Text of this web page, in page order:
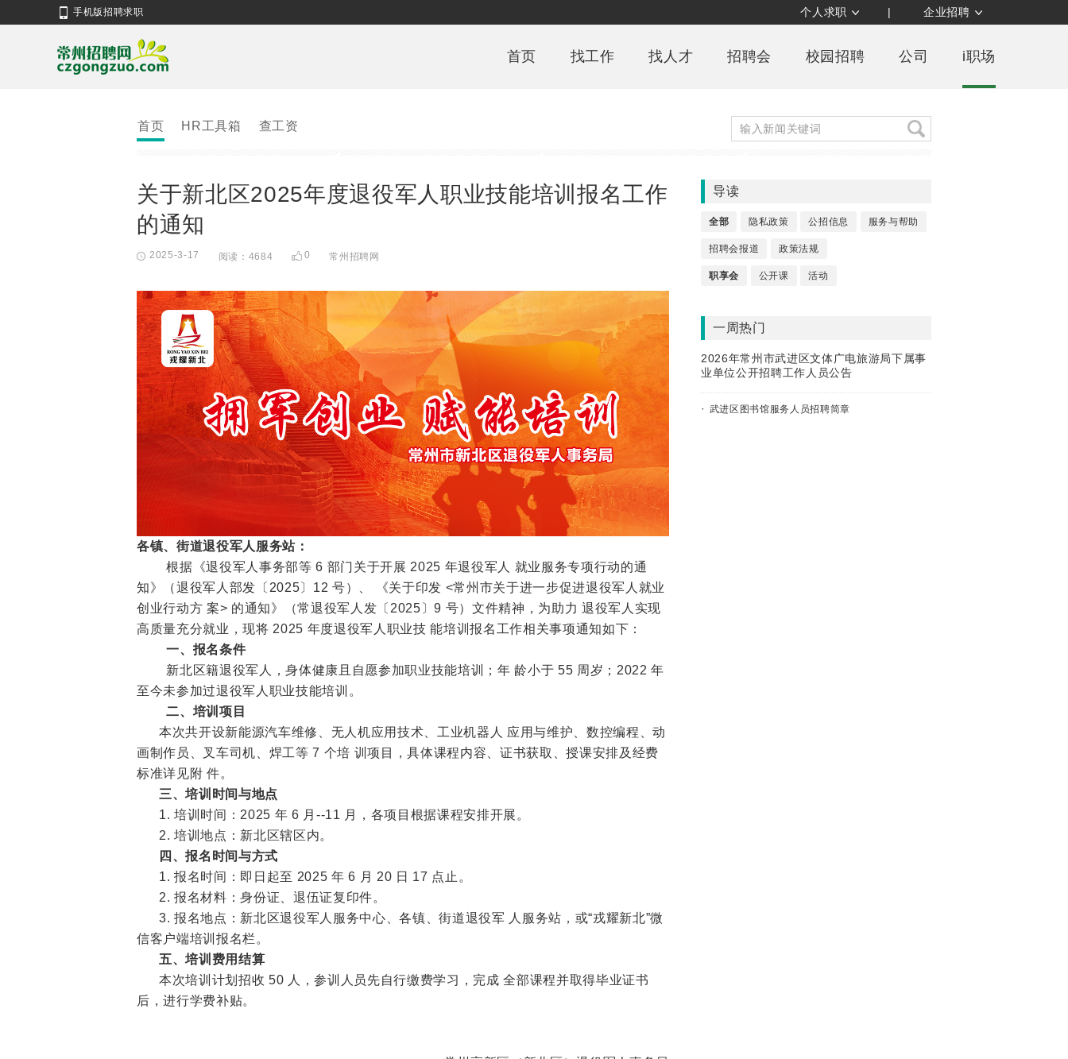
手机版招聘求职 个人求职 | 企业招聘
首页 找工作 找人才 招聘会 校园招聘 公司 i职场
首页 HR工具箱 查工资
关于新北区2025年度退役军人职业技能培训报名工作
的通知
2025-3-17 阅读：4684 0 常州招聘网
各镇、街道退役军人服务站：
根据《退役军人事务部等 6 部门关于开展 2025 年退役军人 就业服务专项行动的通
知》（退役军人部发〔2025〕12 号）、 《关于印发 <常州市关于进一步促进退役军人就业
创业行动方 案> 的通知》（常退役军人发〔2025〕9 号）文件精神，为助力 退役军人实现
高质量充分就业，现将 2025 年度退役军人职业技 能培训报名工作相关事项通知如下：
一、报名条件
新北区籍退役军人，身体健康且自愿参加职业技能培训；年 龄小于 55 周岁；2022 年
至今未参加过退役军人职业技能培训。
二、培训项目
本次共开设新能源汽车维修、无人机应用技术、工业机器人 应用与维护、数控编程、动
画制作员、叉车司机、焊工等 7 个培 训项目，具体课程内容、证书获取、授课安排及经费
标准详见附 件。
三、培训时间与地点
1. 培训时间：2025 年 6 月--11 月，各项目根据课程安排开展。
2. 培训地点：新北区辖区内。
四、报名时间与方式
1. 报名时间：即日起至 2025 年 6 月 20 日 17 点止。
2. 报名材料：身份证、退伍证复印件。
3. 报名地点：新北区退役军人服务中心、各镇、街道退役军 人服务站，或“戎耀新北”微
信客户端培训报名栏。
五、培训费用结算
本次培训计划招收 50 人，参训人员先自行缴费学习，完成 全部课程并取得毕业证书
后，进行学费补贴。
导读
全部 隐私政策 公招信息 服务与帮助
招聘会报道 政策法规
职享会 公开课 活动
一周热门
2026年常州市武进区文体广电旅游局下属事
业单位公开招聘工作人员公告
· 武进区图书馆服务人员招聘简章